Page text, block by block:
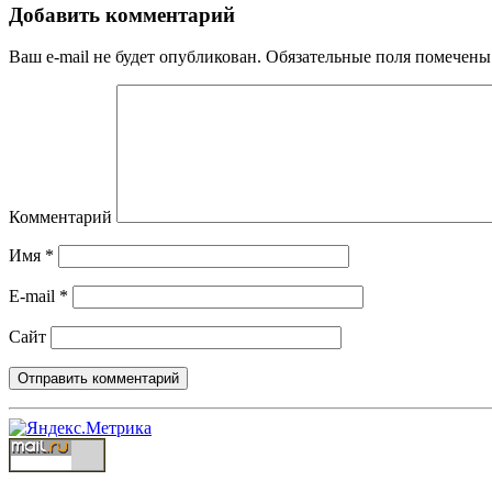
Добавить комментарий
Ваш e-mail не будет опубликован. Обязательные поля
Комментарий
Имя *
E-mail *
Сайт